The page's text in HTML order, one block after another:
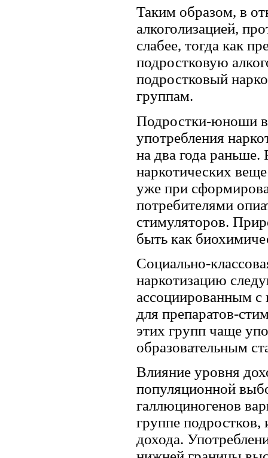
Таким образом, в
алкоголизацией,
слабее, тогда как
подростковую
подростковый
группам.
Подростки-юноши
употребления
на два года раньше.
наркотических
уже при
потребителями
стимуляторов.
быть как
Социально-
наркотизацию
ассоциированным с
для препаратов-
этих групп чаще
образовательным
Влияние уровня
популяционной
галлюциногенов
группе подростков,
дохода.